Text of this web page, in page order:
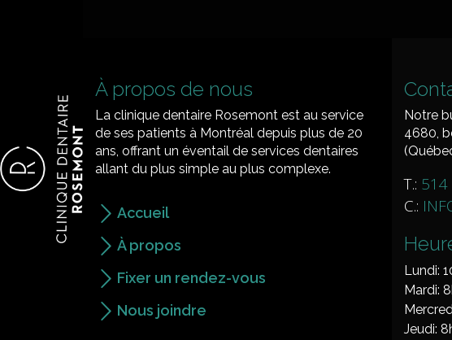
À propos de nous
La clinique dentaire Rosemont est au service
de ses patients à Montréal depuis plus de 20
ans, offrant un éventail de services dentaires
allant du plus simple au plus complexe.
Accueil
À propos
Fixer un rendez-vous
Nous joindre
Notre
4680,
T.:
C.:
Lundi:
Mardi:
Jeudi: